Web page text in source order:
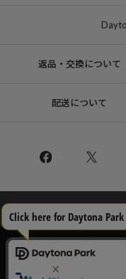
返品・交換について
配送について
コーポレートサイト
プライバシーポリシー
当サイトでは利用体験の向上
の分析を目的としてCookieを